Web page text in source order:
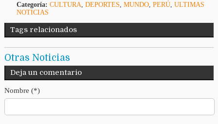
Categoría: CULTURA, DEPORTES, MUNDO, PERÚ, ULTIMAS
NOTICIAS
Tags relacionados
Otras Noticias
Deja un comentario
Nombre (*)